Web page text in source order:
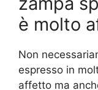
è molto
Non
espresso in
affetto ma